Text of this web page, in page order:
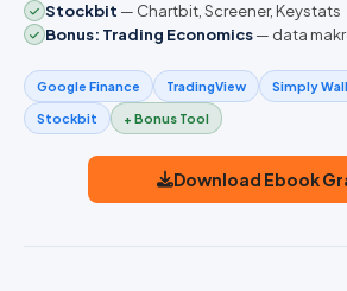
Stockbit — Chartbit, Screener, Keystats
Bonus: Trading Economics— data
Google Finance TradingView Simply
Stockbit + Bonus Tool
Download Ebook